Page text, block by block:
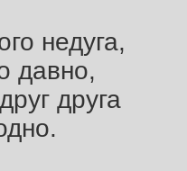
недуга,
давно,
друга